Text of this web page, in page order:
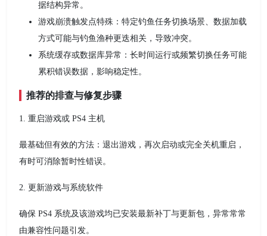
据结构异常。
游戏崩溃触发点特殊：特定钓鱼任务切换场景、数据加载
方式可能与钓鱼渔种更迭相关，导致冲突。
系统缓存或数据库异常：长时间运行或频繁切换任务可能
累积错误数据，影响稳定性。
推荐的排查与修复步骤
1. 重启游戏或 PS4 主机
最基础但有效的方法：退出游戏，再次启动或完全关机重启，
有时可消除暂时性错误。
2. 更新游戏与系统软件
确保 PS4 系统及该游戏均已安装最新补丁与更新包，异常常常
由兼容性问题引发。